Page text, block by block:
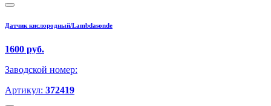
Датчик кислородный/Lambdasonde
1600 руб.
Заводской номер:
Артикул: 372419